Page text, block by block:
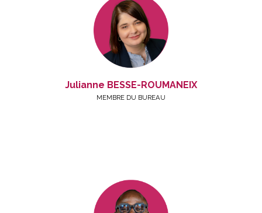
Julianne BESSE-ROUMANEIX
MEMBRE DU BUREAU